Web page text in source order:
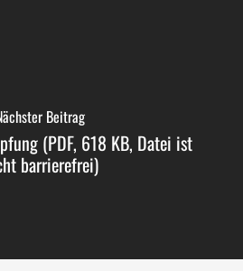
Beitrag
(PDF, 618 KB, Datei ist
barrierefrei)